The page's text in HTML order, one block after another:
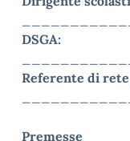
DSGA:
Referente di
Premesse